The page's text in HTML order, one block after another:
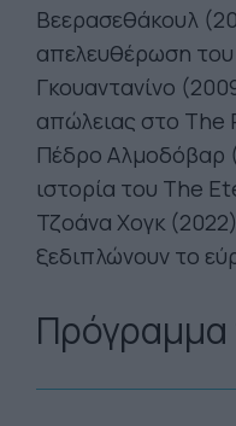
Βεερασεθάκουλ
απελευθέρωση
Γκουαντανίνο
απώλειας στο The
Πέδρο Αλμοδόβαρ
ιστορία του The
Τζοάνα Χογκ
ξεδιπλώνουν το